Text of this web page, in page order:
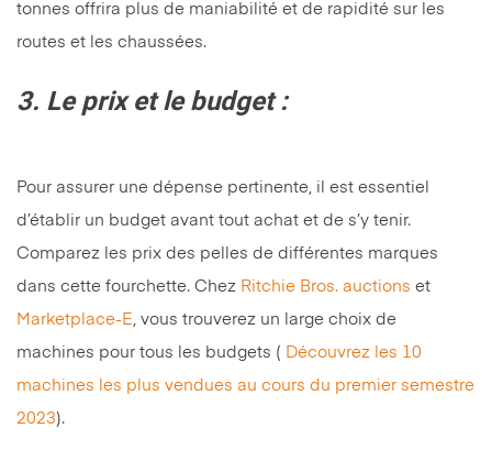
tonnes offrira plus de maniabilité et de rapidité sur les
routes et les chaussées.
3. Le prix et le budget :
Pour assurer une dépense pertinente, il est essentiel
d’établir un budget avant tout achat et de s’y tenir.
Comparez les prix des pelles de différentes marques
dans cette fourchette. Chez Ritchie Bros. auctions et
Marketplace-E, vous trouverez un large choix de
machines pour tous les budgets ( Découvrez les 10
machines les plus vendues au cours du premier semestre
2023).